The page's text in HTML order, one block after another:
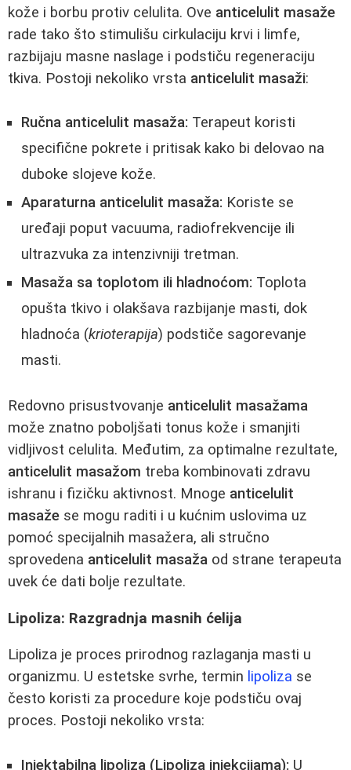
kože i borbu protiv celulita. Ove anticelulit masaže
rade tako što stimulišu cirkulaciju krvi i limfe,
razbijaju masne naslage i podstiču regeneraciju
tkiva. Postoji nekoliko vrsta anticelulit masaži:
Ručna anticelulit masaža: Terapeut koristi
specifične pokrete i pritisak kako bi delovao na
duboke slojeve kože.
Aparaturna anticelulit masaža: Koriste se
uređaji poput vacuuma, radiofrekvencije ili
ultrazvuka za intenzivniji tretman.
Masaža sa toplotom ili hladnoćom: Toplota
opušta tkivo i olakšava razbijanje masti, dok
hladnoća (krioterapija) podstiče sagorevanje
masti.
Redovno prisustvovanje anticelulit masažama
može znatno poboljšati tonus kože i smanjiti
vidljivost celulita. Međutim, za optimalne rezultate,
anticelulit masažom treba kombinovati zdravu
ishranu i fizičku aktivnost. Mnoge anticelulit
masaže se mogu raditi i u kućnim uslovima uz
pomoć specijalnih masažera, ali stručno
sprovedena anticelulit masaža od strane terapeuta
uvek će dati bolje rezultate.
Lipoliza: Razgradnja masnih ćelija
Lipoliza je proces prirodnog razlaganja masti u
organizmu. U estetske svrhe, termin lipoliza se
često koristi za procedure koje podstiču ovaj
proces. Postoji nekoliko vrsta:
Injektabilna lipoliza (Lipoliza injekcijama): U